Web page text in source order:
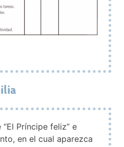
Príncipe feliz” e
en el cual aparezca